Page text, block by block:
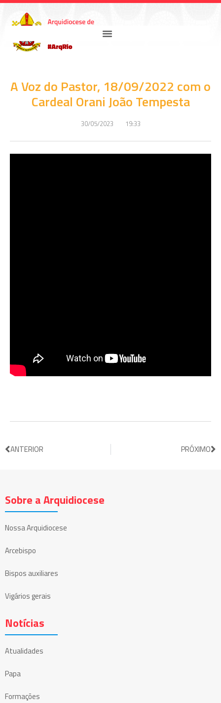
A Voz do Pastor, 18/09/2022 com o
Cardeal Orani João Tempesta
30/05/2023 19:33
ANTERIOR PRÓXIMO
Sobre a Arquidiocese
Nossa Arquidiocese
Arcebispo
Bispos auxiliares
Vigários gerais
Notícias
Atualidades
Papa
Formações